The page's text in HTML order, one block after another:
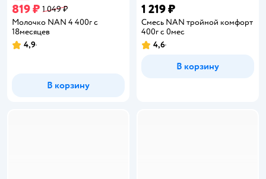
819 ₽ 1 049 ₽
Молочко NAN 4 400г с
18месяцев
Рейтинг:
4,9
В корзину
1 219 ₽
Смесь NAN тройной комфорт
400г с 0мес
Рейтинг:
4,6
В корзину